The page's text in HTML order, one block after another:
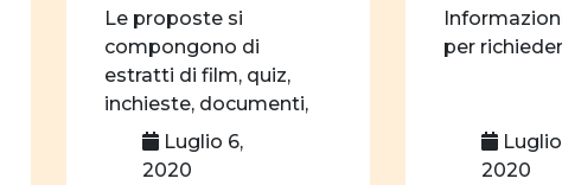
pari opportunità
donne e storia
donne e letteratura
donne e teatro
orientamento
Le proposte si
compongono di
estratti di film, quiz,
inchieste, documenti,
link e suggerimenti per
Luglio 6,
2020
per
Luglio
2020